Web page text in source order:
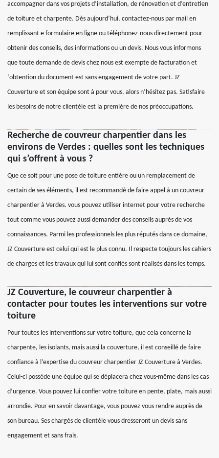
accompagner dans vos projets d’installation, de rénovation et d’entretien
de toiture et charpente. Dès aujourd’hui, contactez-nous par mail en
remplissant e formulaire en ligne ou téléphonez-nous directement pour
obtenir des conseils, des informations ou un devis. Nous vous informons
que toute demande de devis chez nous est exempte de facturation et
‘obtention du document est sans engagement de votre part. JZ
Couverture et son équipe sont à pour vous, alors n’hésitez pas. Satisfaire
les besoins de notre clientèle est la première de nos préoccupations.
Recherche de couvreur charpentier dans les
environs de Verdes : quelles sont les techniques
qui s’offrent à vous ?
Que ce soit pour une pose de toiture entière ou un remplacement de
certain de ses éléments, il est recommandé de faire appel à un couvreur
charpentier à Verdes. vous pouvez utiliser internet pour votre recherche
tout comme vous pouvez aussi demander des conseils auprès de vos
connaissances. Parmi les professionnels les plus réputés dans ce domaine,
JZ Couverture est celui qui est le plus connu. Il respecte toujours les cahiers
de charges et les travaux qui lui sont confiés sont réalisés dans les temps.
JZ Couverture, le couvreur charpentier à
contacter pour toutes les interventions sur votre
toiture
Pour toutes les interventions sur votre toiture, que cela concerne la
charpente, les isolants, mais aussi la couverture, il est conseillé de faire
confiance à l’expertise du couvreur charpentier JZ Couverture à Verdes.
Celui-ci possède une équipe qui se déplacera chez vous-même dans les cas
d’urgence. Vous pouvez lui confier votre toiture en pente, plate, mais aussi
arrondie. Pour en savoir davantage, vous pouvez vous rendre auprès de
son bureau. Ses chargés de clientèle vous dresseront un devis sans
engagement et sans frais.